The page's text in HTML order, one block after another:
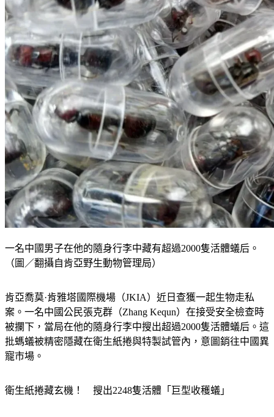
一名中國男子在他的隨身行李中藏有超過2000隻活體蟻后。
（圖／翻攝自肯亞野生動物管理局）
肯亞喬莫·肯雅塔國際機場（JKIA）近日查獲一起生物走私
案。一名中國公民張克群（Zhang Kequn）在接受安全檢查時
被攔下，當局在他的隨身行李中搜出超過2000隻活體蟻后。這
批螞蟻被精密隱藏在衛生紙捲與特製試管內，意圖銷往中國異
寵市場。
衛生紙捲藏玄機！　搜出2248隻活體「巨型收穫蟻」